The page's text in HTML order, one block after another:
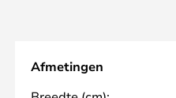
Afmetingen